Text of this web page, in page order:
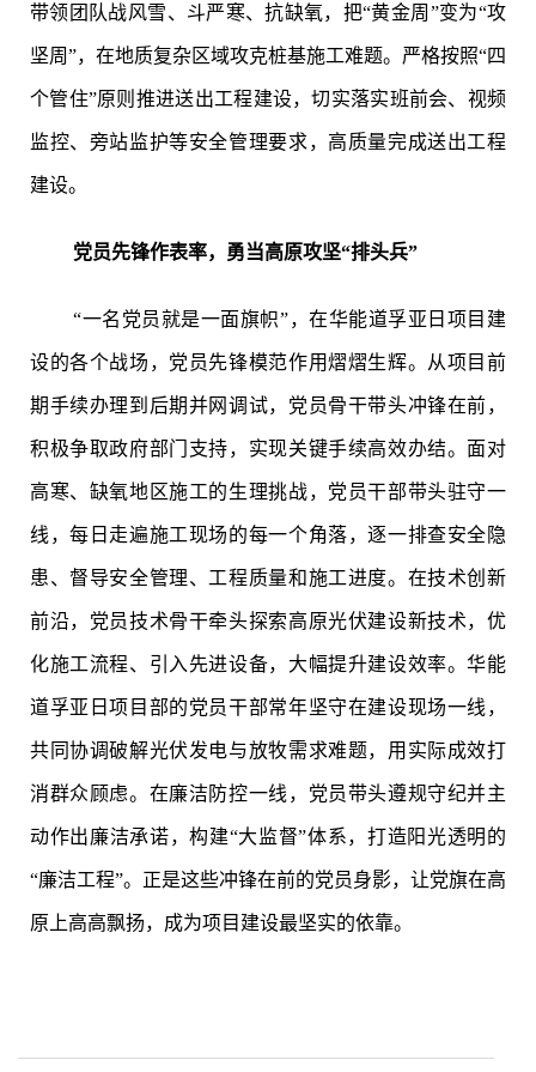
带领团队战风雪、斗严寒、抗缺氧，把“黄金周”变为“攻
坚周”，在地质复杂区域攻克桩基施工难题。严格按照“四
个管住”原则推进送出工程建设，切实落实班前会、视频
监控、旁站监护等安全管理要求，高质量完成送出工程
建设。
党员先锋作表率，勇当高原攻坚“排头兵”
“一名党员就是一面旗帜”，在华能道孚亚日项目建
设的各个战场，党员先锋模范作用熠熠生辉。从项目前
期手续办理到后期并网调试，党员骨干带头冲锋在前，
积极争取政府部门支持，实现关键手续高效办结。面对
高寒、缺氧地区施工的生理挑战，党员干部带头驻守一
线，每日走遍施工现场的每一个角落，逐一排查安全隐
患、督导安全管理、工程质量和施工进度。在技术创新
前沿，党员技术骨干牵头探索高原光伏建设新技术，优
化施工流程、引入先进设备，大幅提升建设效率。华能
道孚亚日项目部的党员干部常年坚守在建设现场一线，
共同协调破解光伏发电与放牧需求难题，用实际成效打
消群众顾虑。在廉洁防控一线，党员带头遵规守纪并主
动作出廉洁承诺，构建“大监督”体系，打造阳光透明的
“廉洁工程”。正是这些冲锋在前的党员身影，让党旗在高
原上高高飘扬，成为项目建设最坚实的依靠。